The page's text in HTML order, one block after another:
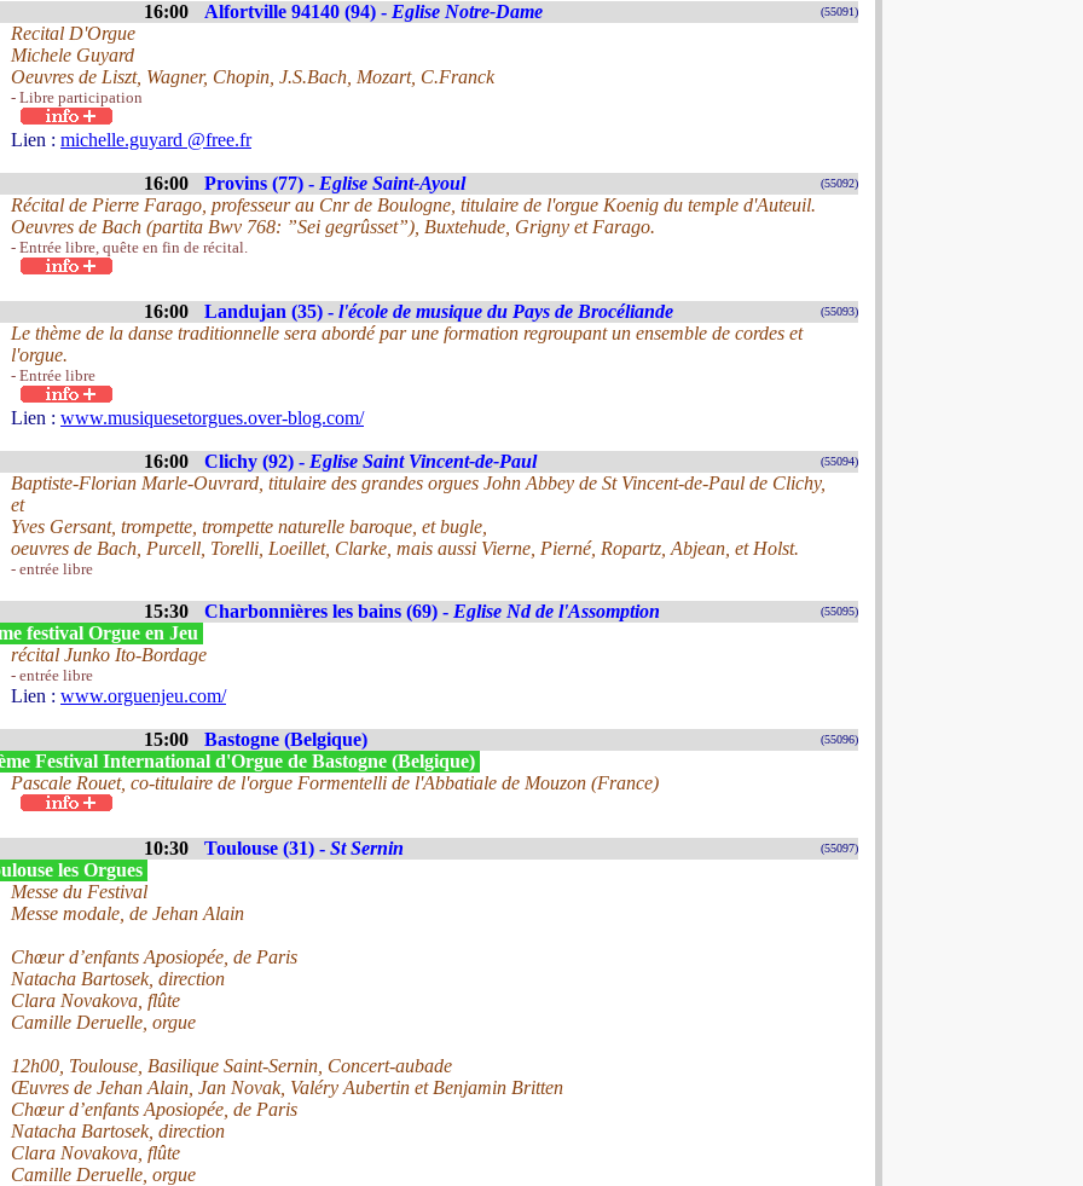
16:00 Alfortville 94140 (94) - Eglise Notre-Dame (55091)
Recital D'Orgue
Michele Guyard
Oeuvres de Liszt, Wagner, Chopin, J.S.Bach, Mozart, C.Franck
- Libre participation
Lien : michelle.guyard @free.fr
16:00 Provins (77) - Eglise Saint-Ayoul (55092)
Récital de Pierre Farago, professeur au Cnr de Boulogne, titulaire de l'orgue Koenig du temple d'Auteuil.
Oeuvres de Bach (partita Bwv 768: ”Sei gegrûsset”), Buxtehude, Grigny et Farago.
- Entrée libre, quête en fin de récital.
16:00 Landujan (35) - l'école de musique du Pays de Brocéliande (55093)
Le thème de la danse traditionnelle sera abordé par une formation regroupant un ensemble de cordes et
l'orgue.
- Entrée libre
Lien : www.musiquesetorgues.over-blog.com/
16:00 Clichy (92) - Eglise Saint Vincent-de-Paul (55094)
Baptiste-Florian Marle-Ouvrard, titulaire des grandes orgues John Abbey de St Vincent-de-Paul de Clichy,
et
Yves Gersant, trompette, trompette naturelle baroque, et bugle,
oeuvres de Bach, Purcell, Torelli, Loeillet, Clarke, mais aussi Vierne, Pierné, Ropartz, Abjean, et Holst.
- entrée libre
15:30 Charbonnières les bains (69) - Eglise Nd de l'Assomption (55095)
festival Orgue en Jeu
récital Junko Ito-Bordage
- entrée libre
Lien : www.orguenjeu.com/
15:00 Bastogne (Belgique) (55096)
Festival International d'Orgue de Bastogne (Belgique)
Pascale Rouet, co-titulaire de l'orgue Formentelli de l'Abbatiale de Mouzon (France)
10:30 Toulouse (31) - St Sernin (55097)
les Orgues
Messe du Festival
Messe modale, de Jehan Alain
Chœur d’enfants Aposiopée, de Paris
Natacha Bartosek, direction
Clara Novakova, flûte
Camille Deruelle, orgue
12h00, Toulouse, Basilique Saint-Sernin, Concert-aubade
Œuvres de Jehan Alain, Jan Novak, Valéry Aubertin et Benjamin Britten
Chœur d’enfants Aposiopée, de Paris
Natacha Bartosek, direction
Clara Novakova, flûte
Camille Deruelle, orgue